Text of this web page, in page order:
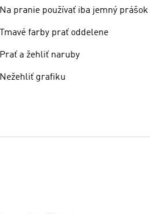
Na pranie používať iba jemný prášok
Tmavé farby prať oddelene
Prať a žehliť naruby
Nežehliť grafiku